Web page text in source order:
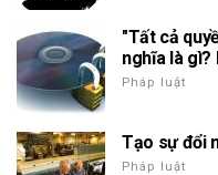
"Tất cả
nghĩa là gì?
Pháp luật
Tạo sự đổi
Pháp luật